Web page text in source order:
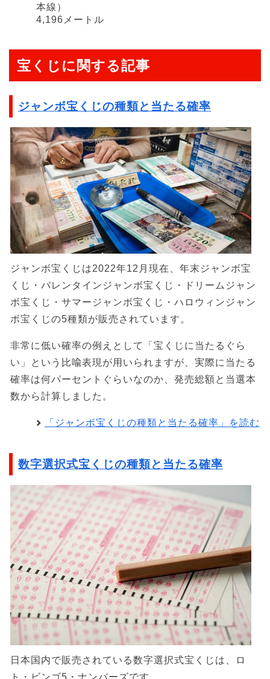
本線）
4,196メートル
宝くじに関する記事
ジャンボ宝くじの種類と当たる確率
ジャンボ宝くじは2022年12月現在、年末ジャンボ宝
くじ・バレンタインジャンボ宝くじ・ドリームジャン
ボ宝くじ・サマージャンボ宝くじ・ハロウィンジャン
ボ宝くじの5種類が販売されています。
非常に低い確率の例えとして「宝くじに当たるぐら
い」という比喩表現が用いられますが、実際に当たる
確率は何パーセントぐらいなのか、発売総額と当選本
数から計算しました。
「ジャンボ宝くじの種類と当たる確率」を読む
数字選択式宝くじの種類と当たる確率
日本国内で販売されている数字選択式宝くじは、ロ
ト・ビンゴ5・ナンバーズです。